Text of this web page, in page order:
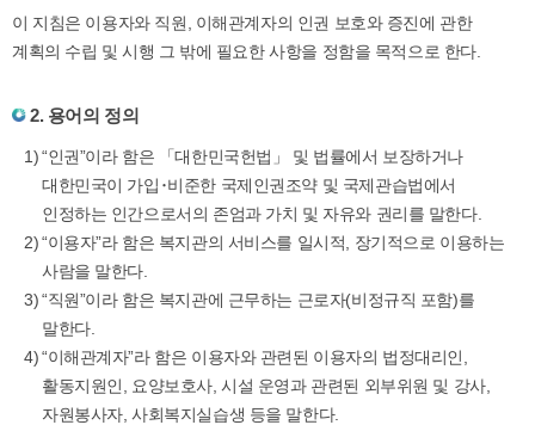
복
사
권
보
지
침
이 지침은 이용자와 직원, 이해관계자의 인권 보호와 증진에 관한
계획의 수립 및 시행 그 밖에 필요한 사항을 정함을 목적으로 한다.
2. 용어의 정의
“인권”이라 함은 「대한민국헌법」 및 법률에서 보장하거나
대한민국이 가입･비준한 국제인권조약 및 국제관습법에서
인정하는 인간으로서의 존엄과 가치 및 자유와 권리를 말한다.
“이용자”라 함은 복지관의 서비스를 일시적, 장기적으로 이용하는
사람을 말한다.
“직원”이라 함은 복지관에 근무하는 근로자(비정규직 포함)를
말한다.
“이해관계자”라 함은 이용자와 관련된 이용자의 법정대리인,
활동지원인, 요양보호사, 시설 운영과 관련된 외부위원 및 강사,
자원봉사자, 사회복지실습생 등을 말한다.